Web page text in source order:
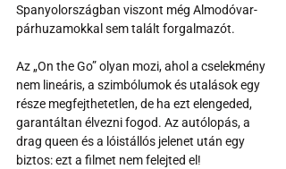
Spanyolországban viszont még Almodóvar-
párhuzamokkal sem talált forgalmazót.
Az „On the Go” olyan mozi, ahol a cselekmény
nem lineáris, a szimbólumok és utalások egy
része megfejthetetlen, de ha ezt elengeded,
garantáltan élvezni fogod. Az autólopás, a
drag queen és a lóistállós jelenet után egy
biztos: ezt a filmet nem felejted el!